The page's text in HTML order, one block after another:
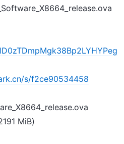
s/f2ce90534458
MiB)